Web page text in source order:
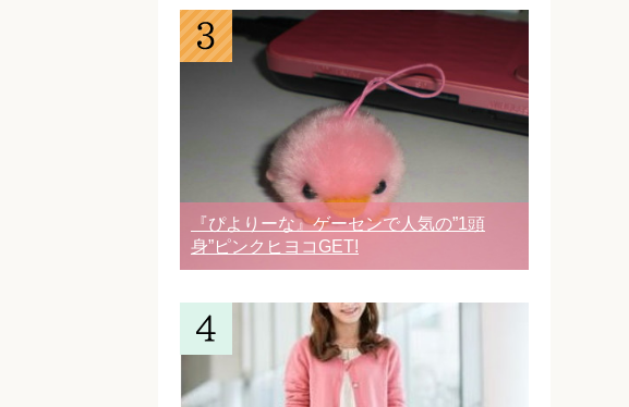
『ぴよりーな』ゲーセンで人気の”1頭
身”ピンクヒヨコGET!